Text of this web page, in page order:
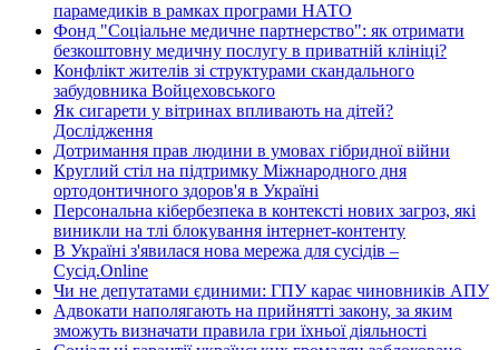
парамедиків в рамках програми НАТО
Фонд "Соціальне медичне партнерство": як отримати
безкоштовну медичну послугу в приватній клініці?
Конфлікт жителів зі структурами скандального
забудовника Войцеховського
Як сигарети у вітринах впливають на дітей?
Дослідження
Дотримання прав людини в умовах гібридної війни
Круглий стіл на підтримку Міжнародного дня
ортодонтичного здоров'я в Україні
Персональна кібербезпека в контексті нових загроз, які
виникли на тлі блокування інтернет-контенту
В Україні з'явилася нова мережа для сусідів –
Сусід.Online
Чи не депутатами єдиними: ГПУ карає чиновників АПУ
Адвокати наполягають на прийнятті закону, за яким
зможуть визначати правила гри їхньої діяльності